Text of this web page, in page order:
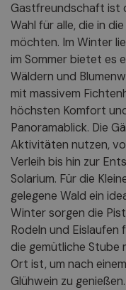
Gastfreundschaft ist
Wahl für alle, die in
möchten. Im Winter
im Sommer bietet es
Wäldern und
mit massivem
höchsten Komfort
Panoramablick. Die
Aktivitäten nutzen,
Verleih bis hin zur
Solarium. Für die
gelegene Wald ein
Winter sorgen die
Rodeln und Eislaufen
die gemütliche Stube
Ort ist, um nach
Glühwein zu